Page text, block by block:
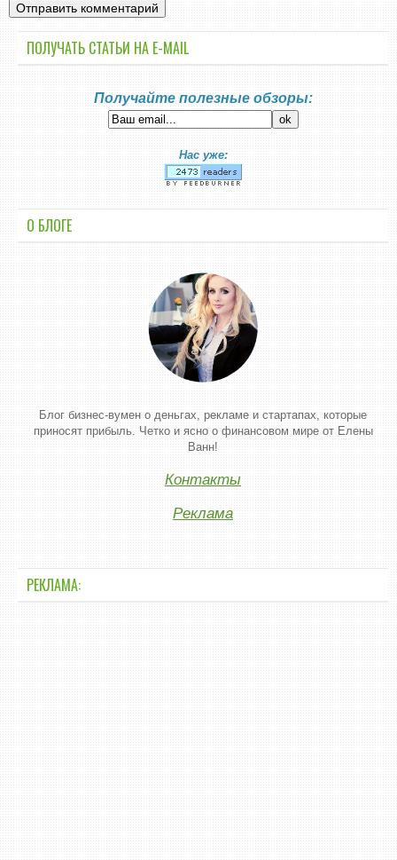
ПОЛУЧАТЬ СТАТЬИ НА E-MАIL
Получайте полезные обзоры:
Нас уже:
О БЛОГЕ
Блог бизнес-вумен о деньгах, рекламе и стартапах, которые
приносят прибыль. Четко и ясно о финансовом мире от Елены
Ванн!
Контакты
Реклама
РЕКЛАМА: